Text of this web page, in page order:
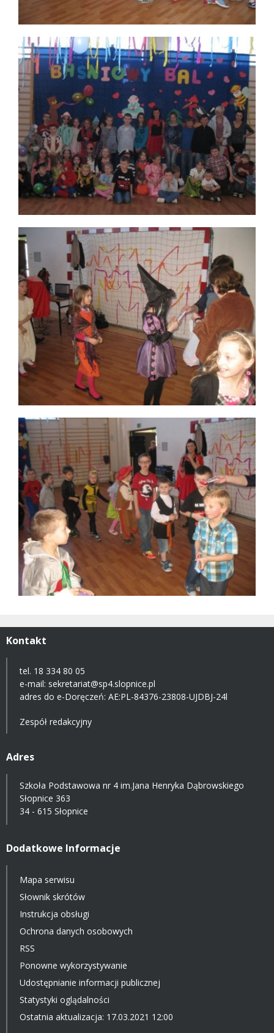
Kontakt
tel. 18 334 80 05
e-mail: sekretariat@sp4.slopnice.pl
adres do e-Doręczeń: AE:PL-84376-23808-UJDBJ-24l
Zespół redakcyjny
Adres
Szkoła Podstawowa nr 4 im.Jana Henryka Dąbrowskiego
Słopnice 363
34 - 615 Słopnice
Dodatkowe Informacje
Mapa serwisu
Słownik skrótów
Instrukcja obsługi
Ochrona danych osobowych
RSS
Ponowne wykorzystywanie
Udostępnianie informacji publicznej
Statystyki oglądalności
Ostatnia aktualizacja: 17.03.2021 12:00